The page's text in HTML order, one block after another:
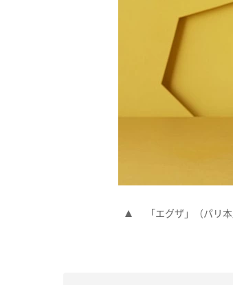
「エグザ」（パリ